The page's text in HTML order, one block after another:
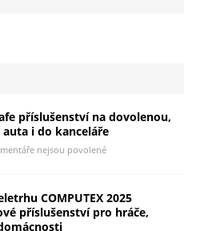
příslušenství na dovolenou,
auta i do kanceláře
nejsou povolené
COMPUTEX 2025
příslušenství pro hráče,